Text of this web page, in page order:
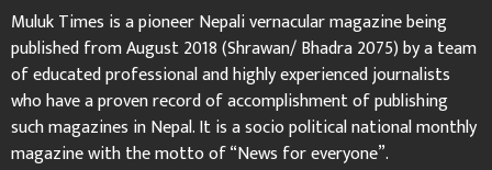
Muluk Times is a pioneer Nepali vernacular magazine being
published from August 2018 (Shrawan/ Bhadra 2075) by a team
of educated professional and highly experienced journalists
who have a proven record of accomplishment of publishing
such magazines in Nepal. It is a socio political national monthly
magazine with the motto of “News for everyone”.